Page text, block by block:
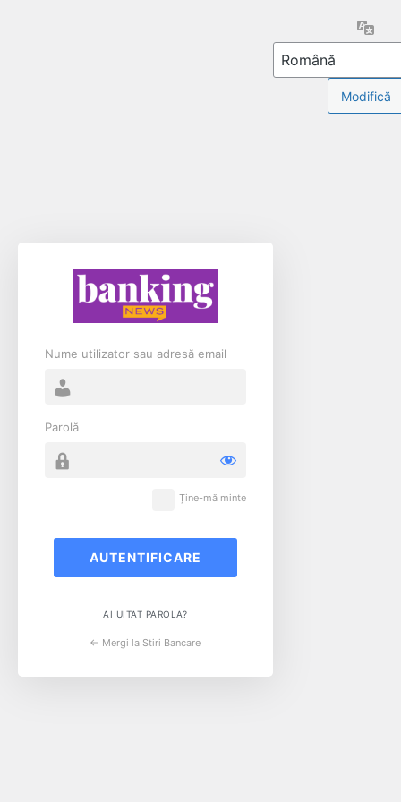
Nume utilizator sau adresă email
Parolă
Ține-mă minte
AI UITAT PAROLA?
← Mergi la Stiri Bancare